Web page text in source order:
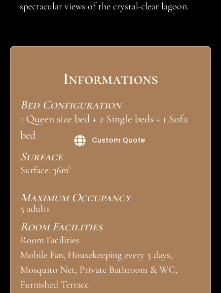
spectacular views of the crystal-clear lagoon.
Informations
Bed Configuration
1 Queen size bed + 2 Single beds + 1 Sofa
bed
Surface
Surface: 36m²
Maximum Occupancy
5 adults
Room Facilities
Room Facilities
Mobile Fan, Housekeeping every 3 days,
Mosquito Net, Private Bathroom & WC,
Furnished Terrace
Custom Quote